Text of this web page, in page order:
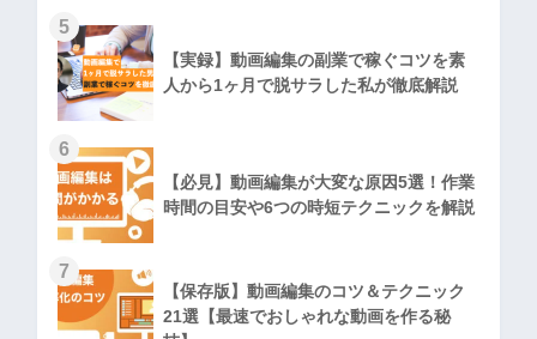
5
【実録】動画編集の副業で稼ぐコツを素
人から1ヶ月で脱サラした私が徹底解説
6
【必見】動画編集が大変な原因5選！作業
時間の目安や6つの時短テクニックを解説
7
【保存版】動画編集のコツ＆テクニック
21選【最速でおしゃれな動画を作る秘